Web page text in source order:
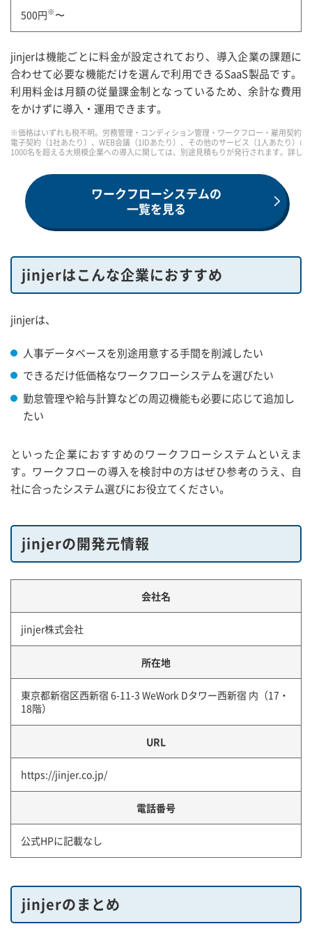
500円※ 〜
jinjerは機能ごとに料金が設定されており、導入企業の課題に
合わせて必要な機能だけを選んで利用できるSaaS製品です。
利用料金は月額の従量課金制となっているため、余計な費用
をかけずに導入・運用できます。
※価格はいずれも税不明。労務管理・コンディション管理・ワークフロー・雇用契約
電子契約（1社あたり）、WEB会議（1IDあたり）、その他のサービス（1人あたり）の
1000名を超える大規模企業への導入に関しては、別途見積もりが発行されます。詳し
ワークフローシステムの
一覧を見る
jinjerはこんな企業におすすめ
jinjerは、
人事データベースを別途用意する手間を削減したい
できるだけ低価格なワークフローシステムを選びたい
勤怠管理や給与計算などの周辺機能も必要に応じて追加し
たい
といった企業におすすめのワークフローシステムといえま
す。ワークフローの導入を検討中の方はぜひ参考のうえ、自
社に合ったシステム選びにお役立てください。
jinjerの開発元情報
会社名
jinjer株式会社
所在地
東京都新宿区西新宿 6-11-3 WeWork Dタワー西新宿 内（17・
18階）
URL
https://jinjer.co.jp/
電話番号
公式HPに記載なし
jinjerのまとめ